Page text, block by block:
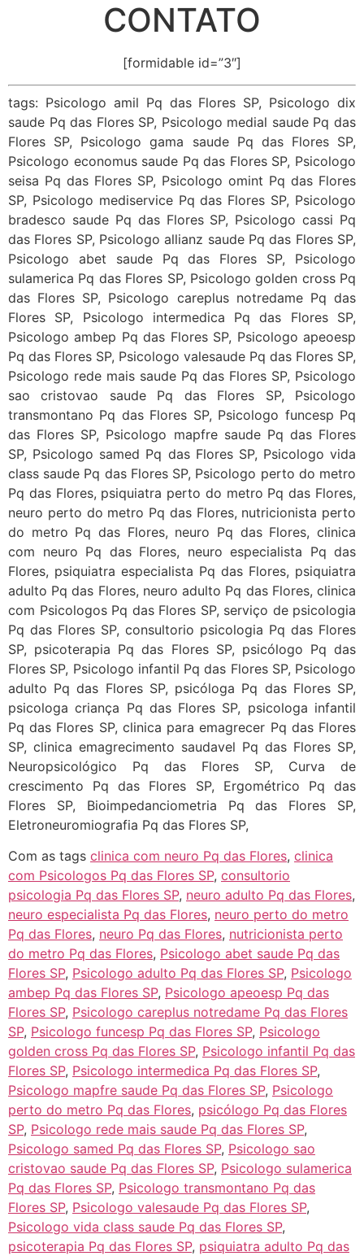
CONTATO
[formidable id=”3″]
tags: Psicologo amil Pq das Flores SP, Psicologo dix
saude Pq das Flores SP, Psicologo medial saude Pq das
Flores SP, Psicologo gama saude Pq das Flores SP,
Psicologo economus saude Pq das Flores SP, Psicologo
seisa Pq das Flores SP, Psicologo omint Pq das Flores
SP, Psicologo mediservice Pq das Flores SP, Psicologo
bradesco saude Pq das Flores SP, Psicologo cassi Pq
das Flores SP, Psicologo allianz saude Pq das Flores SP,
Psicologo abet saude Pq das Flores SP, Psicologo
sulamerica Pq das Flores SP, Psicologo golden cross Pq
das Flores SP, Psicologo careplus notredame Pq das
Flores SP, Psicologo intermedica Pq das Flores SP,
Psicologo ambep Pq das Flores SP, Psicologo apeoesp
Pq das Flores SP, Psicologo valesaude Pq das Flores SP,
Psicologo rede mais saude Pq das Flores SP, Psicologo
sao cristovao saude Pq das Flores SP, Psicologo
transmontano Pq das Flores SP, Psicologo funcesp Pq
das Flores SP, Psicologo mapfre saude Pq das Flores
SP, Psicologo samed Pq das Flores SP, Psicologo vida
class saude Pq das Flores SP, Psicologo perto do metro
Pq das Flores, psiquiatra perto do metro Pq das Flores,
neuro perto do metro Pq das Flores, nutricionista perto
do metro Pq das Flores, neuro Pq das Flores, clinica
com neuro Pq das Flores, neuro especialista Pq das
Flores, psiquiatra especialista Pq das Flores, psiquiatra
adulto Pq das Flores, neuro adulto Pq das Flores, clinica
com Psicologos Pq das Flores SP, serviço de psicologia
Pq das Flores SP, consultorio psicologia Pq das Flores
SP, psicoterapia Pq das Flores SP, psicólogo Pq das
Flores SP, Psicologo infantil Pq das Flores SP, Psicologo
adulto Pq das Flores SP, psicóloga Pq das Flores SP,
psicologa criança Pq das Flores SP, psicologa infantil
Pq das Flores SP, clinica para emagrecer Pq das Flores
SP, clinica emagrecimento saudavel Pq das Flores SP,
Neuropsicológico Pq das Flores SP, Curva de
crescimento Pq das Flores SP, Ergométrico Pq das
Flores SP, Bioimpedanciometria Pq das Flores SP,
Eletroneuromiografia Pq das Flores SP,
Com as tags clinica com neuro Pq das Flores, clinica
com Psicologos Pq das Flores SP, consultorio
psicologia Pq das Flores SP, neuro adulto Pq das Flores,
neuro especialista Pq das Flores, neuro perto do metro
Pq das Flores, neuro Pq das Flores, nutricionista perto
do metro Pq das Flores, Psicologo abet saude Pq das
Flores SP, Psicologo adulto Pq das Flores SP, Psicologo
ambep Pq das Flores SP, Psicologo apeoesp Pq das
Flores SP, Psicologo careplus notredame Pq das Flores
SP, Psicologo funcesp Pq das Flores SP, Psicologo
golden cross Pq das Flores SP, Psicologo infantil Pq das
Flores SP, Psicologo intermedica Pq das Flores SP,
Psicologo mapfre saude Pq das Flores SP, Psicologo
perto do metro Pq das Flores, psicólogo Pq das Flores
SP, Psicologo rede mais saude Pq das Flores SP,
Psicologo samed Pq das Flores SP, Psicologo sao
cristovao saude Pq das Flores SP, Psicologo sulamerica
Pq das Flores SP, Psicologo transmontano Pq das
Flores SP, Psicologo valesaude Pq das Flores SP,
Psicologo vida class saude Pq das Flores SP,
psicoterapia Pq das Flores SP, psiquiatra adulto Pq das